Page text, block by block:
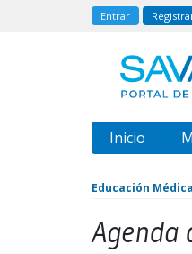
Entrar
Inicio
Educación Médica
Agenda